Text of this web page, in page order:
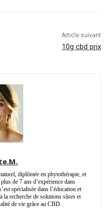
Article suivant
10g cbd prix
diplômée en phytothérapie, et
de 7 ans d’expérience dans
spécialisée dans l’éducation et
la recherche de solutions sûres et
de vie grâce au CBD.